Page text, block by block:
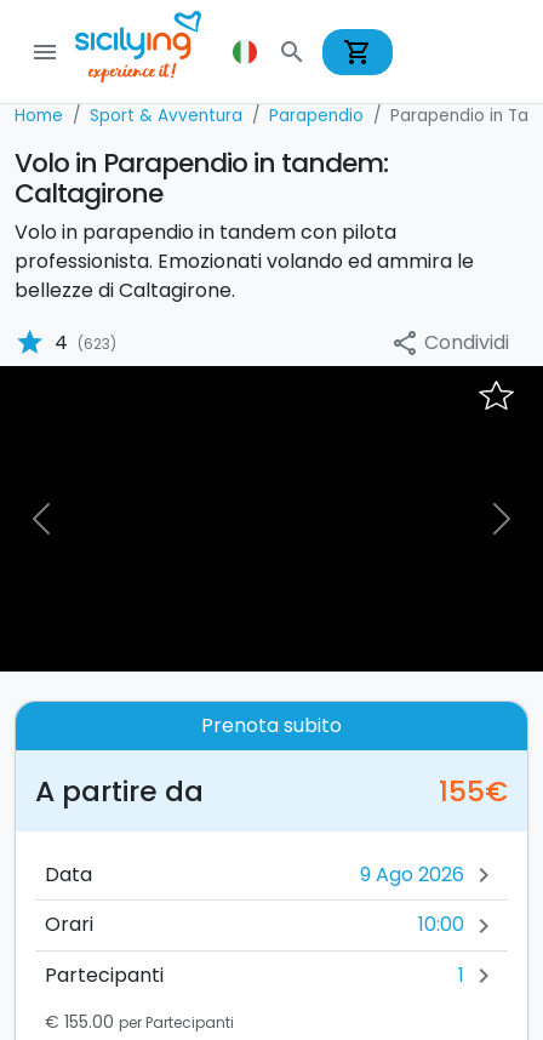
menu search shopping_cart
Home Sport & Avventura Parapendio Parapendio in
Volo in Parapendio in tandem:
Caltagirone
Volo in parapendio in tandem con pilota
professionista. Emozionati volando ed ammira le
bellezze di Caltagirone.
star 4 (623) share Condividi
Previous Next
Prenota subito
A partire da 155€
Data chevron_right
Orari 10:00 chevron_right
Partecipanti 1 chevron_right
€ 155.00 per Partecipanti